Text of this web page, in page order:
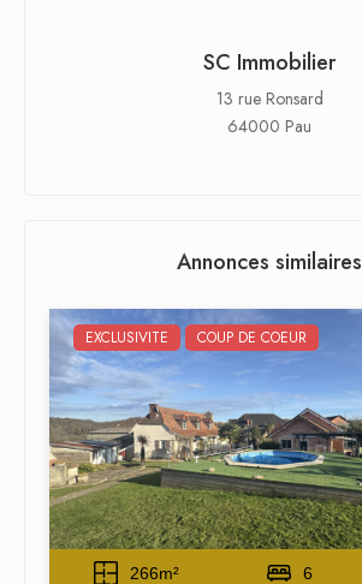
SC Immobilier
13 rue Ronsard
64000 Pau
Annonces similaires
EXCLUSIVITE COUP DE COEUR
266m² 6